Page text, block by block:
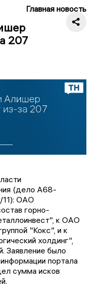
Главная новость
207
(дело А68-
ОАО
горно-
к ОАО
"Кокс", и к
холдинг",
Заявление было
портала
сумма исков